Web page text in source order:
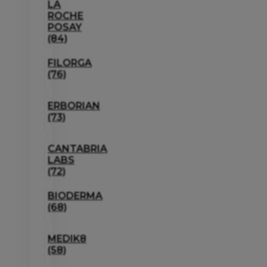
LA
ROCHE
POSAY
(84)
FILORGA
(76)
ERBORIAN
(73)
CANTABRIA
LABS
(72)
BIODERMA
(68)
MEDIK8
(58)